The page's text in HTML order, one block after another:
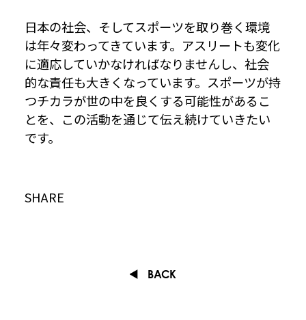
日本の社会、そしてスポーツを取り巻く環境
は年々変わってきています。アスリートも変化
に適応していかなければなりませんし、社会
的な責任も大きくなっています。スポーツが持
つチカラが世の中を良くする可能性があるこ
とを、この活動を通じて伝え続けていきたい
です。
SHARE
BACK